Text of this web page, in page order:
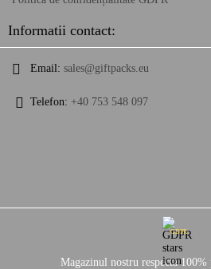
Informatii contact:
Email: sales@giftpacks.eu
Telefon: +40 753 548 097
GDPR
Magazinul nostru respecta 100%